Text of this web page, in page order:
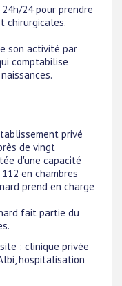
24 pour prendre
chirurgicales.
son activité par
comptabilise
privé
de vingt
d'une capacité
en chambres
prend en charge
fait partie du
: clinique privée
hospitalisation